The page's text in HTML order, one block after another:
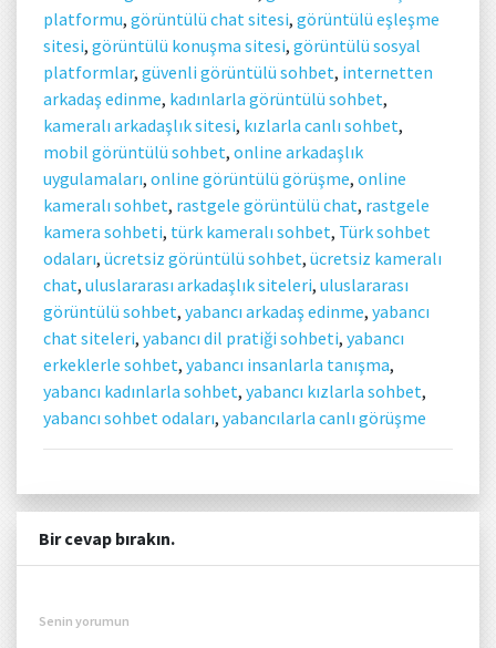
platformu, görüntülü chat sitesi, görüntülü eşleşme
sitesi, görüntülü konuşma sitesi, görüntülü sosyal
platformlar, güvenli görüntülü sohbet, internetten
arkadaş edinme, kadınlarla görüntülü sohbet,
kameralı arkadaşlık sitesi, kızlarla canlı sohbet,
mobil görüntülü sohbet, online arkadaşlık
uygulamaları, online görüntülü görüşme, online
kameralı sohbet, rastgele görüntülü chat, rastgele
kamera sohbeti, türk kameralı sohbet, Türk sohbet
odaları, ücretsiz görüntülü sohbet, ücretsiz kameralı
chat, uluslararası arkadaşlık siteleri, uluslararası
görüntülü sohbet, yabancı arkadaş edinme, yabancı
chat siteleri, yabancı dil pratiği sohbeti, yabancı
erkeklerle sohbet, yabancı insanlarla tanışma,
yabancı kadınlarla sohbet, yabancı kızlarla sohbet,
yabancı sohbet odaları, yabancılarla canlı görüşme
Bir cevap bırakın.
Senin yorumun